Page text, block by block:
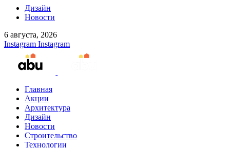
Дизайн
Новости
6 августа, 2026
Instagram Instagram
Главная
Акции
Архитектура
Дизайн
Новости
Строительство
Технологии